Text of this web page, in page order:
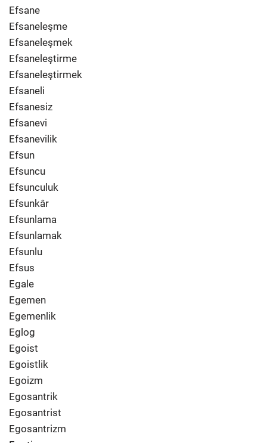
Efsane
Efsaneleşme
Efsaneleşmek
Efsaneleştirme
Efsaneleştirmek
Efsaneli
Efsanesiz
Efsanevi
Efsanevilik
Efsun
Efsuncu
Efsunculuk
Efsunkâr
Efsunlama
Efsunlamak
Efsunlu
Efsus
Egale
Egemen
Egemenlik
Eglog
Egoist
Egoistlik
Egoizm
Egosantrik
Egosantrist
Egosantrizm